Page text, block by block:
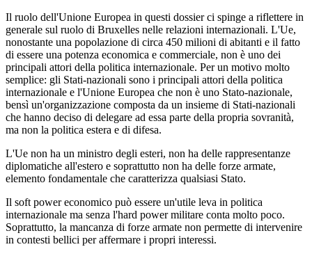
Il ruolo dell'Unione Europea in questi dossier ci spinge a riflettere in
generale sul ruolo di Bruxelles nelle relazioni internazionali. L'Ue,
nonostante una popolazione di circa 450 milioni di abitanti e il fatto
di essere una potenza economica e commerciale, non è uno dei
principali attori della politica internazionale. Per un motivo molto
semplice: gli Stati-nazionali sono i principali attori della politica
internazionale e l'Unione Europea che non è uno Stato-nazionale,
bensì un'organizzazione composta da un insieme di Stati-nazionali
che hanno deciso di delegare ad essa parte della propria sovranità,
ma non la politica estera e di difesa.
L'Ue non ha un ministro degli esteri, non ha delle rappresentanze
diplomatiche all'estero e soprattutto non ha delle forze armate,
elemento fondamentale che caratterizza qualsiasi Stato.
Il soft power economico può essere un'utile leva in politica
internazionale ma senza l'hard power militare conta molto poco.
Soprattutto, la mancanza di forze armate non permette di intervenire
in contesti bellici per affermare i propri interessi.